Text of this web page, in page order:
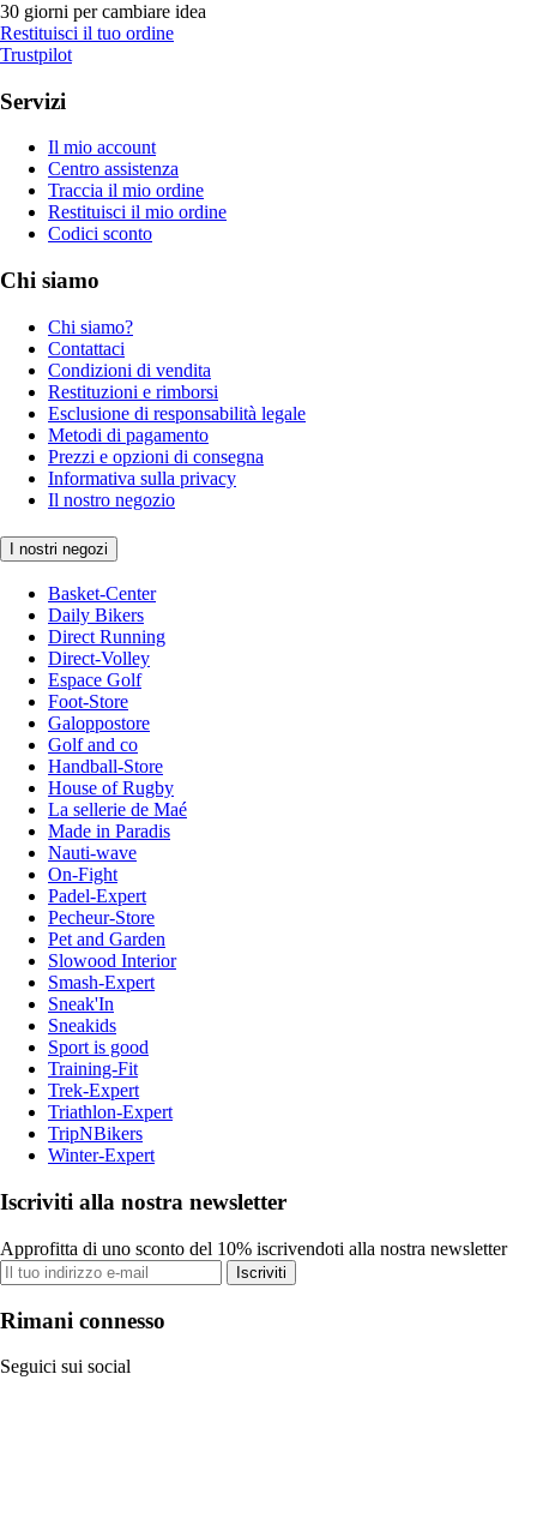
30 giorni per cambiare idea
Restituisci il tuo ordine
Trustpilot
Servizi
Il mio account
Centro assistenza
Traccia il mio ordine
Restituisci il mio ordine
Codici sconto
Chi siamo
Chi siamo?
Contattaci
Condizioni di vendita
Restituzioni e rimborsi
Esclusione di responsabilità legale
Metodi di pagamento
Prezzi e opzioni di consegna
Informativa sulla privacy
Il nostro negozio
I nostri negozi
Basket-Center
Daily Bikers
Direct Running
Direct-Volley
Espace Golf
Foot-Store
Galoppostore
Golf and co
Handball-Store
House of Rugby
La sellerie de Maé
Made in Paradis
Nauti-wave
On-Fight
Padel-Expert
Pecheur-Store
Pet and Garden
Slowood Interior
Smash-Expert
Sneak'In
Sneakids
Sport is good
Training-Fit
Trek-Expert
Triathlon-Expert
TripNBikers
Winter-Expert
Iscriviti alla nostra newsletter
Approfitta di uno sconto del 10% iscrivendoti alla nostra newsletter
Iscriviti
Rimani connesso
Seguici sui social